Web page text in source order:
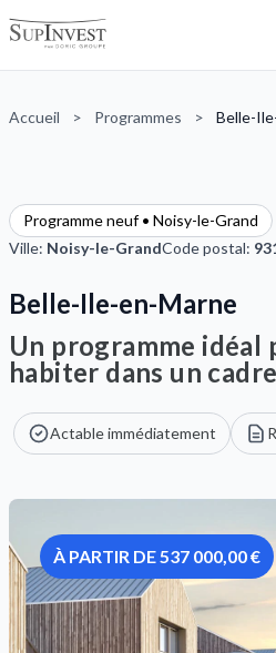
Accueil > Programmes > Belle-
Programme neuf • Noisy-le-Grand
Ville: Noisy-le-GrandCode postal:
Belle-Ile-en-Marne
Un programme idéal
habiter dans un
Actable immédiatement
À PARTIR DE 537 000,00 €